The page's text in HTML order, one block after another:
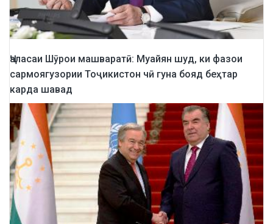
Ҷаласаи Шӯрои машваратӣ: Муайян шуд, ки фазои
сармоягузории Тоҷикистон чӣ гуна бояд беҳтар
карда шавад